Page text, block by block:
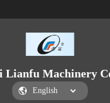
Lianfu Machinery